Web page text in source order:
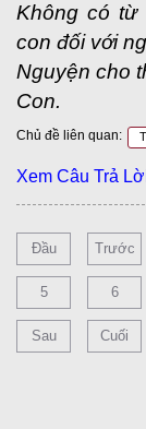
Không có từ
con đối với
Nguyện cho
Con.
Chủ đề liên quan:
Xem Câu Trả
Đầu Trước
5 6
Sau Cuối